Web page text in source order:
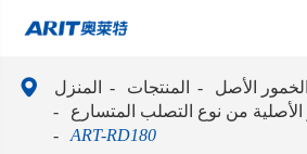
 المنزل المنتجات
الأصل
الأصلية من نوع التصلب المتسارع
ART-RD180